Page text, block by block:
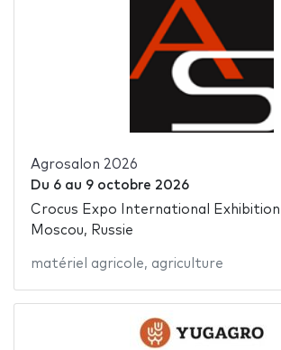
Agrosalon 2026
Du 6au 9 octobre 2026
Crocus Expo International
Moscou, Russie
matériel agricole, agriculture